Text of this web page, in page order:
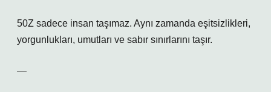
50Z sadece insan taşımaz. Aynı zamanda eşitsizlikleri,
yorgunlukları, umutları ve sabır sınırlarını taşır.
—